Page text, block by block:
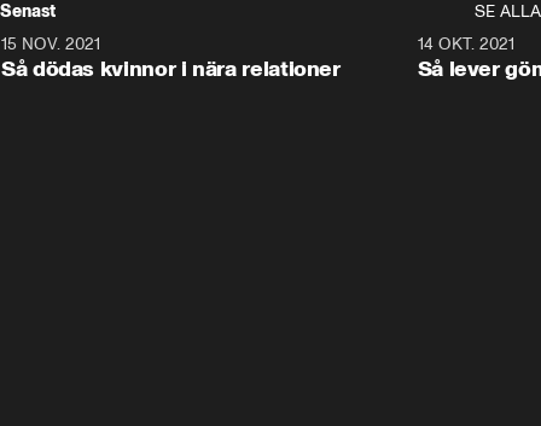
Senast
SE ALLA
15 NOV. 2021
Så dödas kvinnor i nära relationer
14 OKT. 2021
Så lever